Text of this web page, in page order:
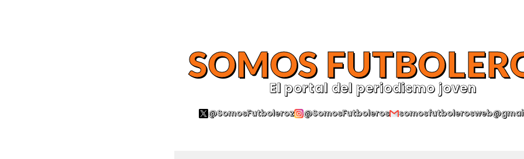
SOMOS
El portal del periodismo joven
@SomosFutboleroz @SomosFutboleros